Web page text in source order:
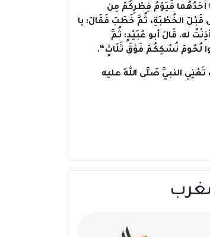
أحَدُهُما فَيَوْمُ فِطْرِكُمْ مِن
قَبْلَ الخُطْبَةِ، ثُمَّ خَطَبَ فَقَالَ: يا
له. قَالَ أبو عُبَيْدٍ: ثُمَّ
لُحُومَ نُسُكِكُمْ فَوْقَ ثَلَاثٍ“.
تَعْنِي النبيَّ صَلَّى اللهُ عليه